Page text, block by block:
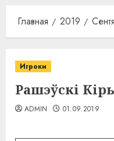
Главная 2019
Игроки
Рашэўскі
ADMIN 01.09.2019